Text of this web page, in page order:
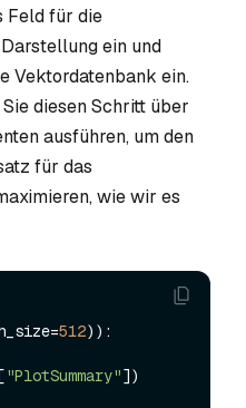
Feld für die
ein und
Vektordatenbank ein.
diesen Schritt über
ausführen, um den
für das
wie wir es
512)):
"PlotSummary"])